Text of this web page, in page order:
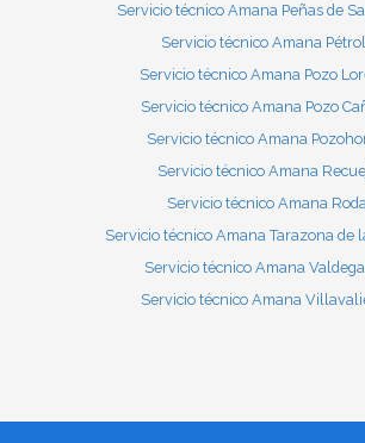
Servicio técnico Amana Peñas de
Servicio técnico Amana
Servicio técnico Amana Pozo
Servicio técnico Amana Pozo
Servicio técnico Amana
Servicio técnico Amana
Servicio técnico Amana
Servicio técnico Amana Tarazona de
Servicio técnico Amana
Servicio técnico Amana